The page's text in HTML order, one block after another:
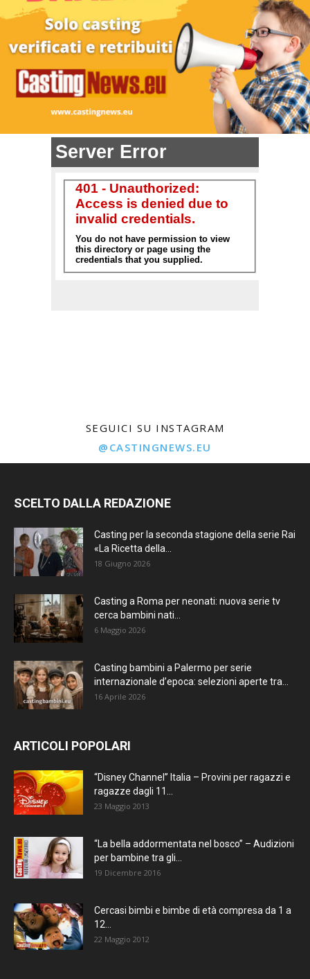
SEGUICI SU INSTAGRAM
@CASTINGNEWS.EU
SCELTO DALLA REDAZIONE
Casting per la seconda stagione della serie Rai
«La Ricetta della...
18 Giugno 2026
Casting a Roma per neonati: nuova serie tv
cerca bambini nati...
6 Maggio 2026
Casting bambini a Palermo per serie
internazionale d’epoca: selezioni aperte tra...
16 Aprile 2026
ARTICOLI POPOLARI
“Disney Channel” Italia – Provini per ragazzi e
ragazze dagli 11...
23 Maggio 2013
“La bella addormentata nel bosco” – Audizioni
per bambine tra gli...
19 Dicembre 2016
Cercasi bimbi e bimbe di età compresa da 1 a
12...
22 Maggio 2012